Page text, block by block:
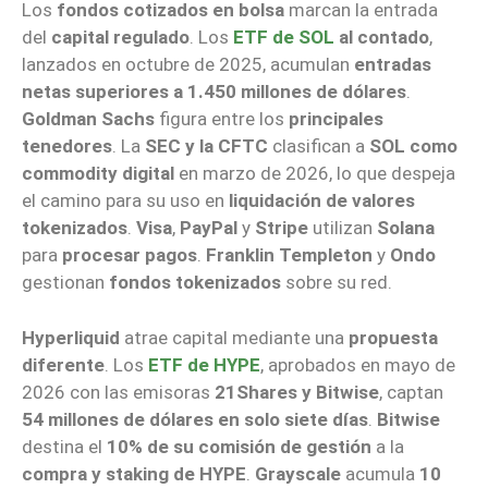
Los fondos cotizados en bolsa marcan la entrada
del capital regulado. Los ETF de SOL al contado,
lanzados en octubre de 2025, acumulan entradas
netas superiores a 1.450 millones de dólares.
Goldman Sachs figura entre los principales
tenedores. La SEC y la CFTC clasifican a SOL como
commodity digital en marzo de 2026, lo que despeja
el camino para su uso en liquidación de valores
tokenizados. Visa, PayPal y Stripe utilizan Solana
para procesar pagos. Franklin Templeton y Ondo
gestionan fondos tokenizados sobre su red.
Hyperliquid atrae capital mediante una propuesta
diferente . Los ETF de HYPE, aprobados en mayo de
2026 con las emisoras 21Shares y Bitwise, captan
54 millones de dólares en solo siete días Bitwise
destina el 10% de su comisión de gestión a la
compra y staking de HYPE Grayscale acumula 10